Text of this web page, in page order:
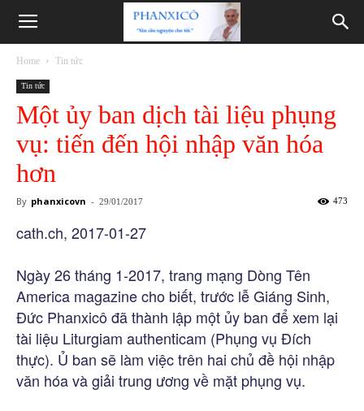
Phanxicô
Home Tin tức
Tin tức
Một ủy ban dịch tài liệu phụng
vụ: tiến đến hội nhập văn hóa
hơn
By phanxicovn - 29/01/2017 473
cath.ch, 2017-01-27
Ngày 26 tháng 1-2017, trang mạng Dòng Tên
America magazine cho biết, trước lễ Giáng Sinh,
Đức Phanxicô đã thành lập một ủy ban để xem lại
tài liệu Liturgiam authenticam (Phụng vụ Đích
thực). Ủ ban sẽ làm việc trên hai chủ đề hội nhập
văn hóa và giải trung ương về mặt phụng vụ.